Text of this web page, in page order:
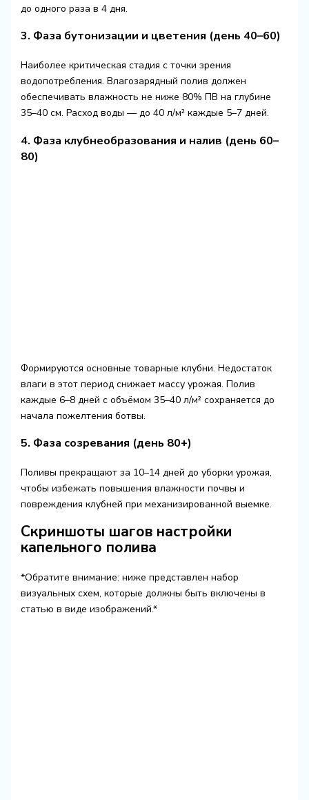
до одного раза в 4 дня.
3. Фаза бутонизации и цветения (день 40–60)
Наиболее критическая стадия с точки зрения
водопотребления. Влагозарядный полив должен
обеспечивать влажность не ниже 80% ПВ на глубине
35–40 см. Расход воды — до 40 л/м² каждые 5–7 дней.
4. Фаза клубнеобразования и налив (день 60–
80)
Формируются основные товарные клубни. Недостаток
влаги в этот период снижает массу урожая. Полив
каждые 6–8 дней с объёмом 35–40 л/м² сохраняется до
начала пожелтения ботвы.
5. Фаза созревания (день 80+)
Поливы прекращают за 10–14 дней до уборки урожая,
чтобы избежать повышения влажности почвы и
повреждения клубней при механизированной выемке.
Скриншоты шагов настройки
капельного полива
*Обратите внимание: ниже представлен набор
визуальных схем, которые должны быть включены в
статью в виде изображений.*